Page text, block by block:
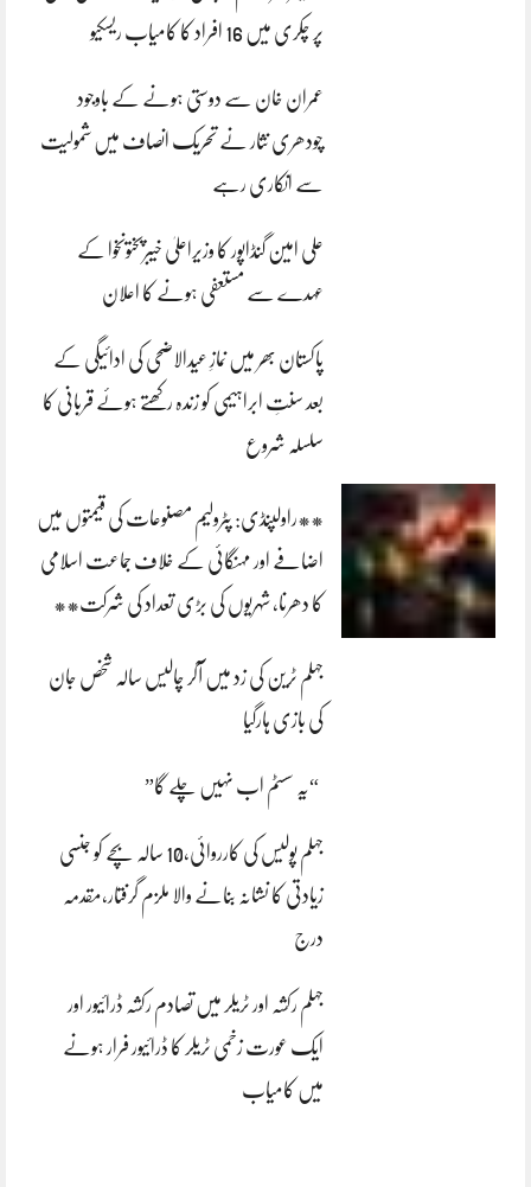
پر چکری میں 16 افراد کا کامیاب ریسکیو
عمران خان سے دوستی ہونے کے باوجود
چودھری نثار نے تحریک انصاف میں شمولیت
سے انکاری رہے
علی امین گنڈاپور کا وزیراعلیٰ خیبرپختونخوا کے
عہدے سے مستعفی ہونے کا اعلان
پاکستان بھر میں نمازِ عیدالاضحی کی ادائیگی کے
بعد سنتِ ابراہیمی کو زندہ رکھتے ہوئے قربانی کا
سلسلہ شروع
**راولپنڈی: پٹرولیم مصنوعات کی قیمتوں میں
اضافے اور مہنگائی کے خلاف جماعت اسلامی
کا دھرنا، شہریوں کی بڑی تعداد کی شرکت**
جہلم ٹرین کی زد میں آکر چالیس سالہ شخص جان
کی بازی ہارگیا
“یہ سسٹم اب نہیں چلے گا”
جہلم پولیس کی کارروائی،10 سالہ بچے کو جنسی
زیادتی کا نشانہ بنانے والا ملزم گرفتار،مقدمہ
درج
جہلم رکشہ اور ٹریلر میں تصادم رکشہ ڈرائیور اور
ایک عورت زخمی ٹریلر کا ڈرائیور فرار ہونے
میں کامیاب